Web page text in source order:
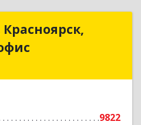
9822
Красноярск,
офис
Подробнее